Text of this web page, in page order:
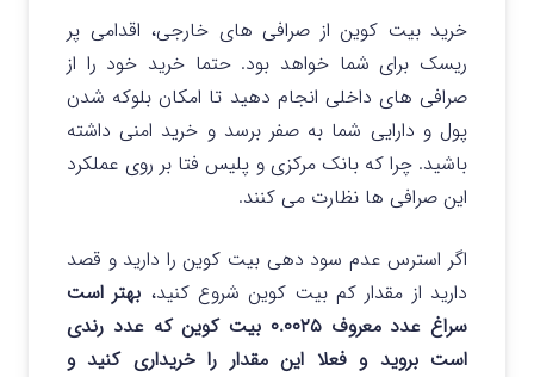
خرید بیت کوین از صرافی های خارجی، اقدامی پر
ریسک برای شما خواهد بود. حتما خرید خود را از
صرافی های داخلی انجام دهید تا امکان بلوکه شدن
پول و دارایی شما به صفر برسد و خرید امنی داشته
باشید. چرا که بانک مرکزی و پلیس فتا بر روی عملکرد
این صرافی ها نظارت می کنند.
اگر استرس عدم سود دهی بیت کوین را دارید و قصد
دارید از مقدار کم بیت کوین شروع کنید، بهتر است
سراغ عدد معروف ۰.۰۰۲۵ بیت کوین که عدد رندی
است بروید و فعلا این مقدار را خریداری کنید و